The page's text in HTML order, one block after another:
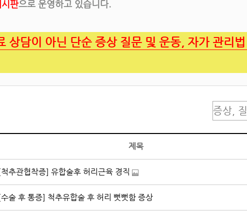
판으로 운영하고 있습니다.
상담이 아닌 단순 증상 질문 및 운동, 자가 관리
제목
추관협착증] 유합술후 허리근육 경직
술 후 통증] 척추유합술 후 허리 뻣뻣함 증상